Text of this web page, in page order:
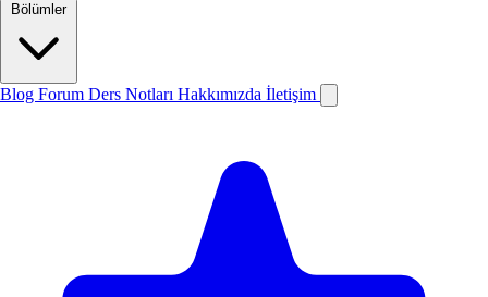
Bölümler
Blog Forum Ders Notları Hakkımızda İletişim